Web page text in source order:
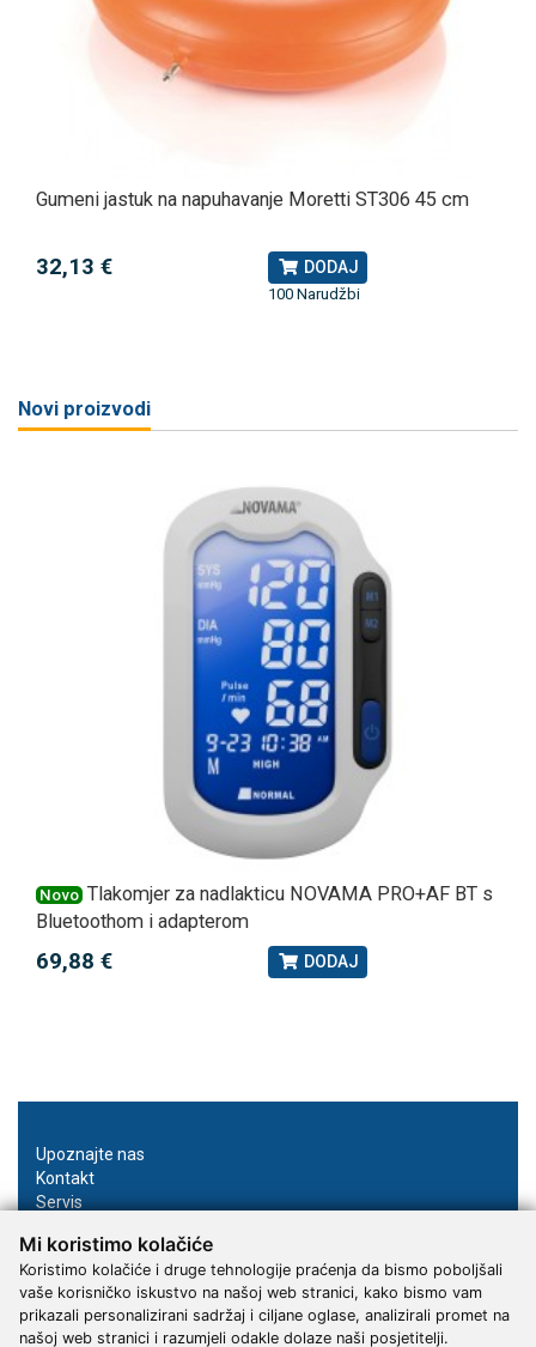
Mi koristimo kolačiće
Koristimo kolačiće i druge tehnologije praćenja da bismo poboljšali
vaše korisničko iskustvo na našoj web stranici, kako bismo vam
prikazali personalizirani sadržaj i ciljane oglase, analizirali promet na
našoj web stranici i razumjeli odakle dolaze naši posjetitelji.
Gumeni jastuk na napuhavanje Moretti ST306 45 cm
32,13 € DODAJ
100 Narudžbi
Novi proizvodi
Novo Tlakomjer za nadlakticu NOVAMA PRO+AF BT s
Bluetoothom i adapterom
69,88 € DODAJ
Upoznajte nas
Kontakt
Servis
Katalozi
Načini plaćanja
Dostava